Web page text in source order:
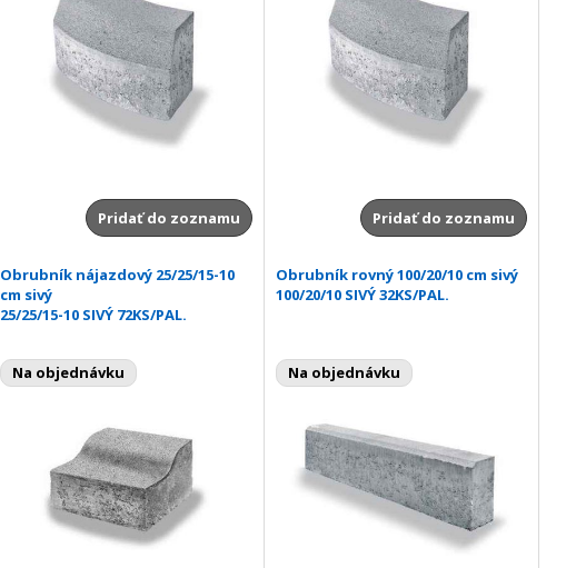
Pridať do zoznamu Pridať do zoznamu
Obrubník nájazdový 25/25/15-10
cm sivý
25/25/15-10 SIVÝ 72KS/PAL.
Na objednávku
Obrubník rovný 100/20/10 cm sivý
100/20/10 SIVÝ 32KS/PAL.
Na objednávku